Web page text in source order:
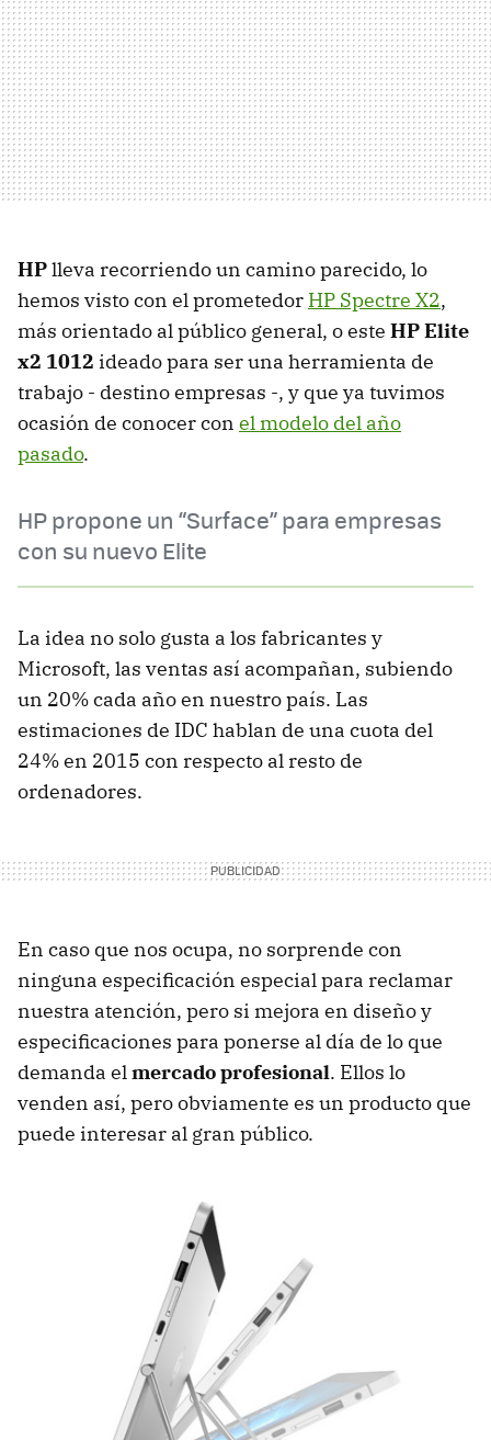
HPlleva recorriendo un camino parecido, lo
hemos visto con el prometedor HP Spectre X2,
más orientado al público general, o este HP Elite
x2 1012 ideado para ser una herramienta de
trabajo - destino empresas -, y que ya tuvimos
ocasión de conocer con el modelo del año
pasado.
HP propone un “Surface” para empresas
con su nuevo Elite
La idea no solo gusta a los fabricantes y
Microsoft, las ventas así acompañan, subiendo
un 20% cada año en nuestro país. Las
estimaciones de IDC hablan de una cuota del
24% en 2015 con respecto al resto de
ordenadores.
En caso que nos ocupa, no sorprende con
ninguna especificación especial para reclamar
nuestra atención, pero si mejora en diseño y
especificaciones para ponerse al día de lo que
demanda elmercado profesional. Ellos lo
venden así, pero obviamente es un producto que
puede interesar al gran público.